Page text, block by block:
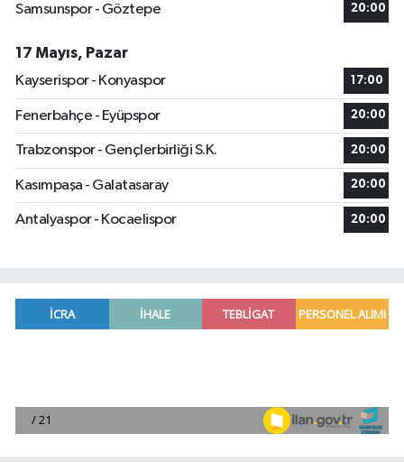
Samsunspor - Göztepe 20:00
17 Mayıs, Pazar
Kayserispor - Konyaspor
17:00
Fenerbahçe - Eyüpspor 20:00
Trabzonspor - Gençlerbirliği S.K. 20:00
Kasımpaşa - Galatasaray 20:00
Antalyaspor - Kocaelispor 20:00
22:44 |
2026 Air Badminton Türkiye Şampiyonası,